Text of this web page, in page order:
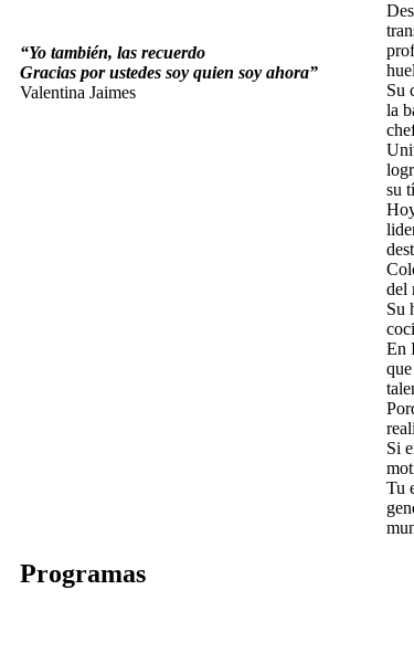
“Yo también, las recuerdo
Gracias por ustedes soy quien soy ahora”
Valentina Jaimes
Su
la
su
del
Su
En
Si
Tu
Programas